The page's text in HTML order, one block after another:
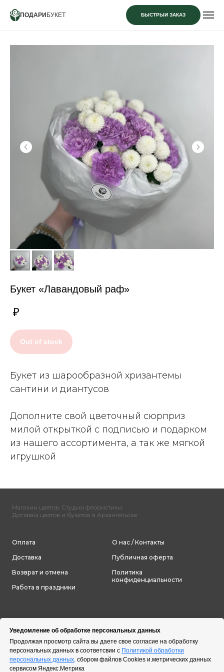
ПОДАРИ БУКЕТ БЫСТРЫЙ ЗАКАЗ
Уведомление об обработке персональных данных
Продолжая просмотр сайта вы даете свое согласие на обработку
персональных данных в соответсвии с Политикой обработки
персональных данных, сбором файлов Cookies и.метрических данных
сервисом Яндекс.Метрика
Букет «Лавандовый раф»
₽
Out of stock
Букет из шарообразной хризантемы
сантини и диантусов
Дополните свой цветочный сюрприз
милой открыткой с подписью и подарком
из нашего ассортимента, а так же мягкой
игрушкой
Магазин цветов. Студия флористики.
Доставка цветов и букетов в Архангельске
Оплата
Доставка
Возврат и отмена
Работа в праздники
О нас / Контакты
Публичная оферта
Политика
конфиденциальности